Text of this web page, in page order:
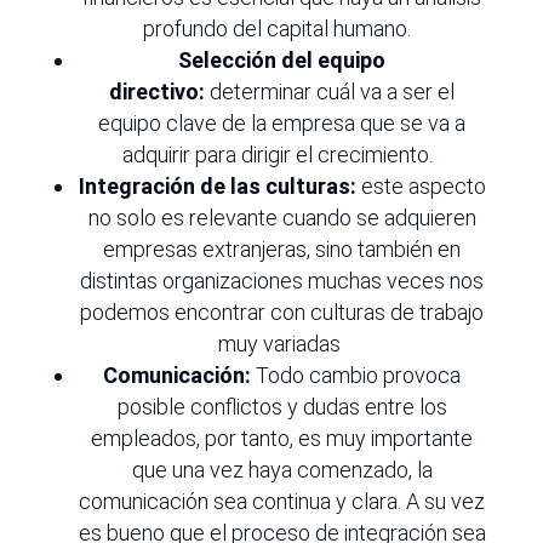
profundo del capital humano.
Selección del equipo
directivo: determinar cuál va a ser el
equipo clave de la empresa que se va a
adquirir para dirigir el crecimiento.
Integración de las culturas: este aspecto
no solo es relevante cuando se adquieren
empresas extranjeras, sino también en
distintas organizaciones muchas veces nos
podemos encontrar con culturas de trabajo
muy variadas
Comunicación:Todo cambio provoca
posible conflictos y dudas entre los
empleados, por tanto, es muy importante
que una vez haya comenzado, la
comunicación sea continua y clara. A su vez
es bueno que el proceso de integración sea